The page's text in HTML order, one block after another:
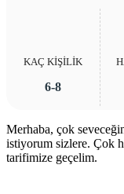
KAÇ KİŞİLİK
6-8
Merhaba, çok
istiyorum sizlere. Çok
tarifimize geçelim.